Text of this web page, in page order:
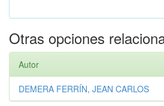
Otras opciones
Autor
DEMERA FERRÍN, JEAN CARLOS